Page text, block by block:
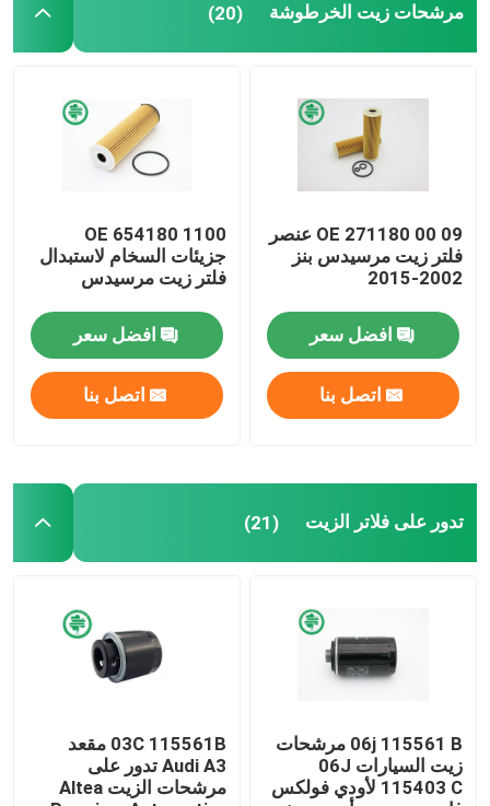
تدور على فلاتر الزيت
مرشحات ناقل الحركة الأوتوماتيكي
مرشحات المحرك البحري
مرشحات هيدروليكية صناعية
مرشحات الدراجات النارية
مرشحات زيت الخرطوشة (20)
OE 271180 00 09 عنصر
فلتر زيت مرسيدس بنز
2002-2015
افضل سعر
اتصل بنا
OE 654180 1100
جزيئات السخام لاستبدال
فلتر زيت مرسيدس
افضل سعر
اتصل بنا
تدور على فلاتر الزيت (21)
06j 115561 B مرشحات
زيت السيارات 06J
115403 C لأودي فولكس
03C 115561B مقعد
Audi A3 تدور على
مرشحات الزيت Altea